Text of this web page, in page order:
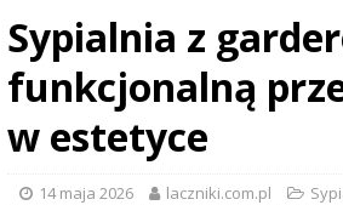
Sypialnia z
funkcjonalną
w estetyce
14 maja 2026 laczniki.com.pl